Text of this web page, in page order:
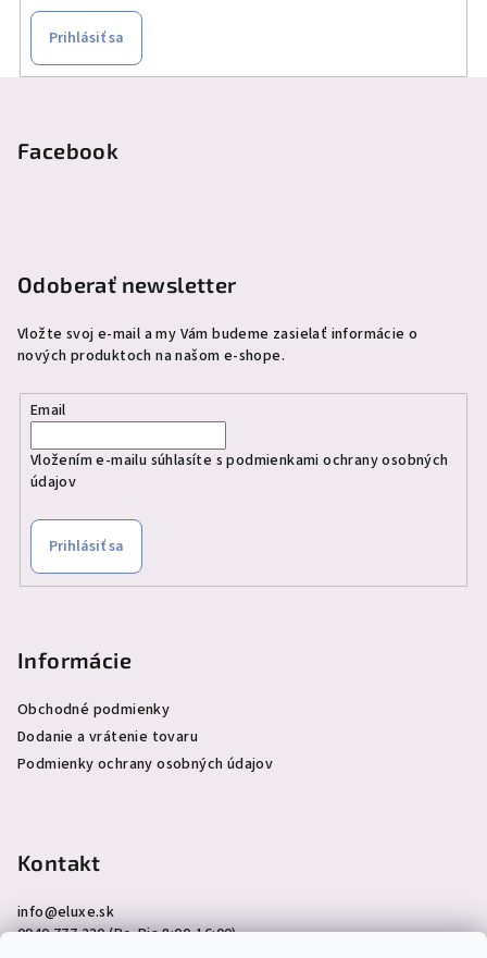
Prihlásiť sa
Facebook
Odoberať newsletter
Vložte svoj e-mail a my Vám budeme zasielať informácie o
nových produktoch na našom e-shope.
Email
Vložením e-mailu súhlasíte spodmienkami ochrany osobných
údajov
Prihlásiť sa
Informácie
Obchodné podmienky
Dodanie a vrátenie tovaru
Podmienky ochrany osobných údajov
Kontakt
info@eluxe.sk
0940 777 230 (Po-Pia 8:00-16:00)